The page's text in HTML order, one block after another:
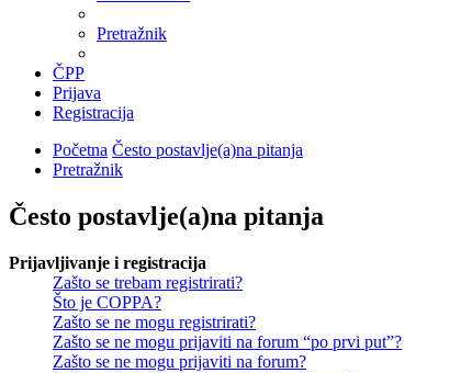
Pretražnik
ČPP
Prijava
Registracija
Početna Često postavlje(a)na pitanja
Pretražnik
Često postavlje(a)na pitanja
Prijavljivanje i registracija
Zašto se trebam registrirati?
Što je COPPA?
Zašto se ne mogu registrirati?
Zašto se ne mogu prijaviti na forum “po prvi put”?
Zašto se ne mogu prijaviti na forum?